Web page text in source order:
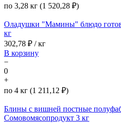
по 3,28 кг (1 520,28 ₽)
Оладушки "Мамины" блюдо
кг
302,78 ₽ / кг
В корзину
−
0
+
по 4 кг (1 211,12 ₽)
Блины с вишней постные
Сомовомясопродукт 3 кг